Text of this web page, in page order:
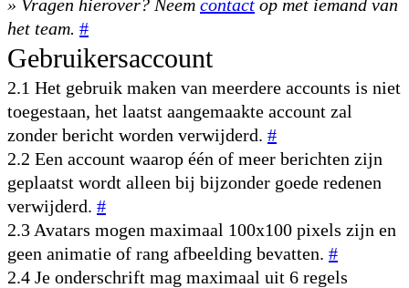
» Vragen hierover? Neem contact op met iemand van
het team. #
Gebruikersaccount
2.1 Het gebruik maken van meerdere accounts is niet
toegestaan, het laatst aangemaakte account zal
zonder bericht worden verwijderd. #
2.2 Een account waarop één of meer berichten zijn
geplaatst wordt alleen bij bijzonder goede redenen
verwijderd. #
2.3 Avatars mogen maximaal 100x100 pixels zijn en
geen animatie of rang afbeelding bevatten. #
2.4 Je onderschrift mag maximaal uit 6 regels